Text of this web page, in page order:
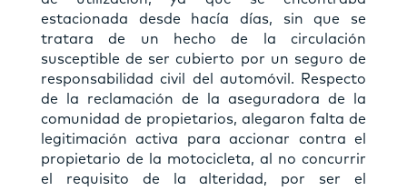
estacionada desde hacía días, sin que se
tratara de un hecho de la circulación
susceptible de ser cubierto por un seguro de
responsabilidad civil del automóvil. Respecto
de la reclamación de la aseguradora de la
comunidad de propietarios, alegaron falta de
legitimación activa para accionar contra el
propietario de la motocicleta, al no concurrir
el requisito de la alteridad, por ser el